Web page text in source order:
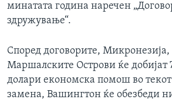
минатата година наречен
здружување“.
Според договорите,
Маршалските Острови ќе добијат
долари економска помош во
замена, Вашингтон ќе обезбеди